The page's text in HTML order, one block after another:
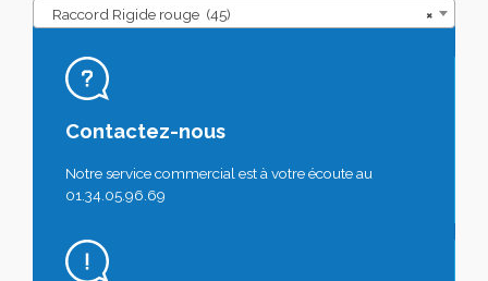
×
Raccord Rigide rouge (45)
Contactez-nous
Notre service commercial est à votre écoute au
01.34.05.96.69